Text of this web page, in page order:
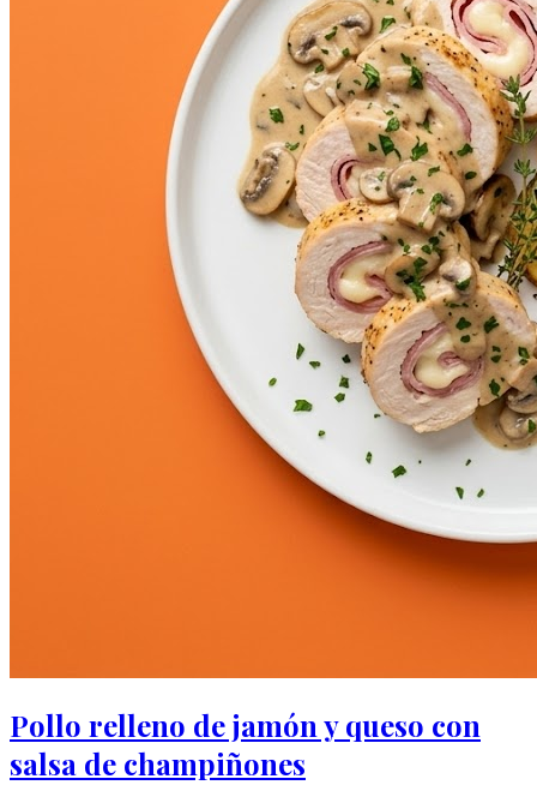
Pollo relleno de jamón y queso con
salsa de champiñones